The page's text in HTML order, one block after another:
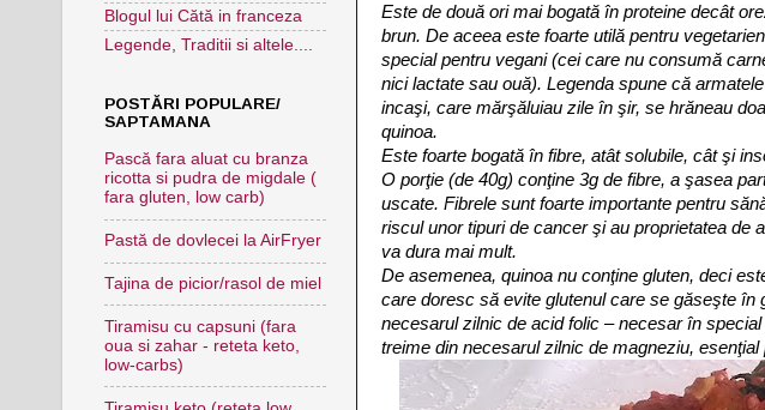
Este de două ori mai bogată în proteine decât
brun. De aceea este foarte utilă pentru
special pentru vegani (cei care nu consumă
nici lactate sau ouă). Legenda spune că
incaşi, care mărşăluiau zile în şir, se hrăneau
quinoa.
Este foarte bogată în fibre, atât solubile, cât şi
O porţie (de 40g) conţine 3g de fibre, a şasea
uscate. Fibrele sunt foarte importante pentru
riscul unor tipuri de cancer şi au proprietatea de
va dura mai mult.
De asemenea, quinoa nu conţine gluten, deci
care doresc să evite glutenul care se găseşte
necesarul zilnic de acid folic – necesar în
treime din necesarul zilnic de magneziu,
Blogul lui Cătă in franceza
Legende, Traditii si altele....
POSTĂRI POPULARE/
SAPTAMANA
Pască fara aluat cu branza
ricotta si pudra de migdale (
fara gluten, low carb)
Pastă de dovlecei la AirFryer
Tajina de picior/rasol de miel
Tiramisu cu capsuni (fara
oua si zahar - reteta keto,
low-carbs)